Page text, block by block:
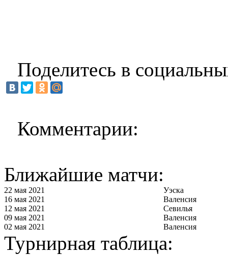
Поделитесь в
Комментарии:
Ближайшие матчи:
22 мая 2021
Уэска
16 мая 2021
Валенсия
12 мая 2021
Севилья
09 мая 2021
Валенсия
02 мая 2021
Валенсия
Турнирная таблица: